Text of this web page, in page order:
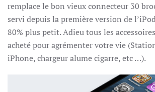
remplace le bon vieux connecteur 30
servi depuis la première version de
80% plus petit. Adieu tous les
acheté pour agrémenter votre vie
iPhone, chargeur alume cigarre, etc …).